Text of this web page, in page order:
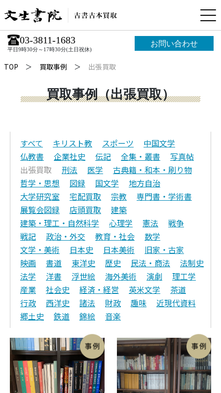
03-3811-1683
平日9時30分～17時30分(土日祝休)
お問い合わせ
TOP 買取事例 出張買取
買取事例（出張買取）
すべて キリスト教 スポーツ
中国文学
仏教書
企業社史 伝記 全集・叢書
写真帖
出張買取
刑法 医学
古典籍・和本・刷り物
哲学・思想
図録 国文学
地方自治
大学研究室
宅配買取 宗教
専門書・学術書
展覧会図録
店頭買取
建築
建築・理工・自然科学
心理学 憲法
戦争
戦記
政治・外交 教育・社会
数学
文学・美術
日本史 日本美術
旧家・古家
映画
書道 東洋史 歴史 民法・商法
法制史
法学
洋書 浮世絵 海外美術 演劇
理工学
産業
社会史 経済・経営 英米文学
茶道
行政
西洋史 諸法 財政 趣味
近現代資料
郷土史
鉄道 錦絵 音楽